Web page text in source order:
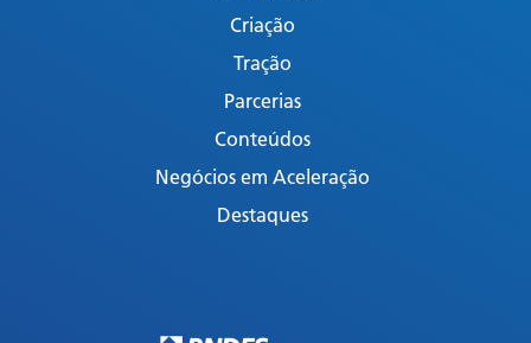
Criação
Tração
Parcerias
Conteúdos
Negócios em Aceleração
Destaques